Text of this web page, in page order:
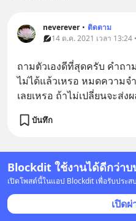
Blockdit ใช้งานได้ดีกว่า
เปิดโพสต์นี้ในแอป Blockdit เพื่อรับประ
เปิด
neverever • ติดตาม
14 ต.ค. 2021 เวลา 13:24
ถามตัวเองดีที่สุดครับ คำถ
ไม่ได้แล้วเหรอ หมดความจ
เลยเหรอ ถ้าไม่เปลี่ยนจะส่ง
บันทึก